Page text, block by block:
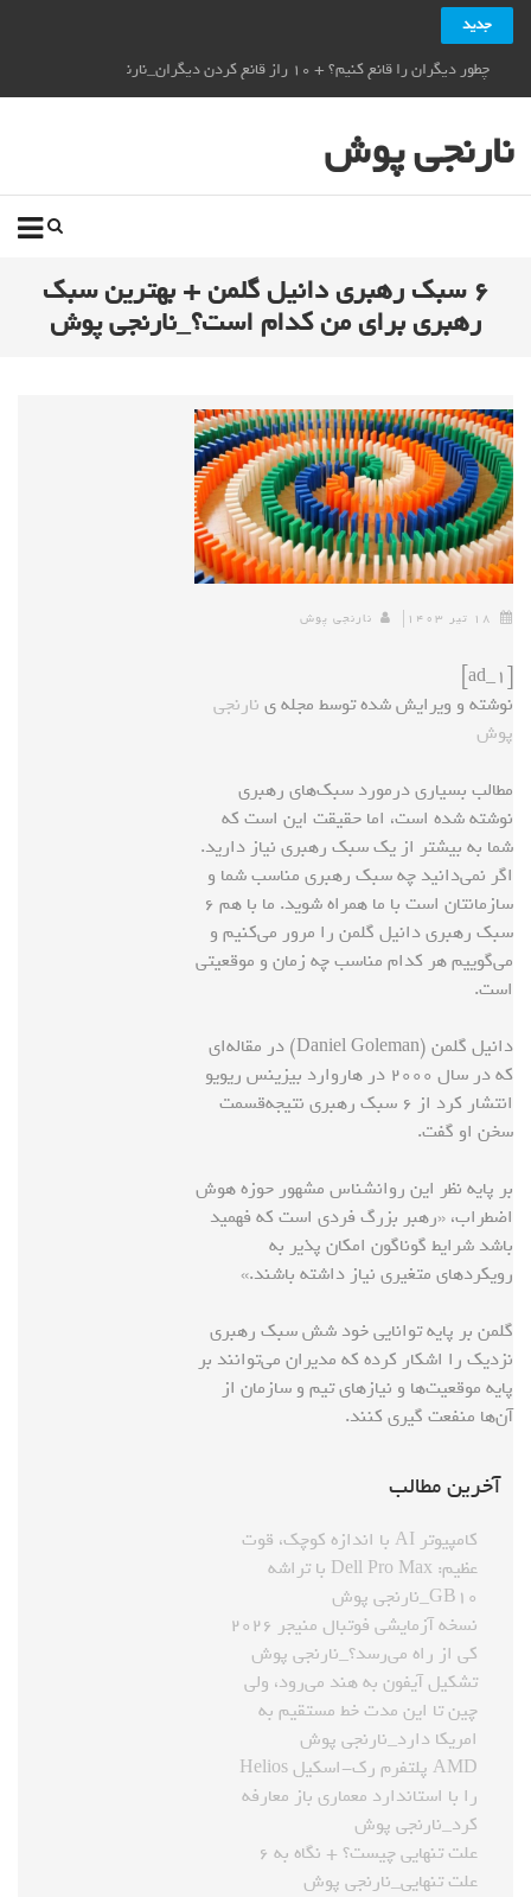
جدید
چطور دیگران را قانع کنیم؟ + ۱۰ راز قانع کردن دیگران_نارنجی پوش
نارنجی پوش
۶ سبک رهبری دانیل گلمن + بهترین سبک
رهبری برای من کدام است؟_نارنجی پوش
۱۸ تیر ۱۴۰۳ نارنجی پوش
[ad_1]
نوشته و ویرایش شده توسط مجله ی نارنجی
پوش
مطالب بسیاری درمورد سبک‌های رهبری
نوشته شده است، اما حقیقت این است که
شما به بیشتر از یک سبک رهبری نیاز دارید.
اگر نمی‌دانید چه سبک رهبری مناسب شما و
سازمانتان است با ما همراه شوید. ما با هم ۶
سبک رهبری دانیل گلمن را مرور می‌کنیم و
می‌گوییم هر کدام مناسب چه زمان و موقعیتی
است.
دانیل گلمن (Daniel Goleman) در مقاله‌ای
که در سال ۲۰۰۰ در هاروارد بیزینس ریویو
انتشار کرد از ۶ سبک رهبری نتیجه‌قسمت
سخن او گفت.
بر پایه نظر این روانشناس مشهور حوزه هوش
اضطراب، «رهبر بزرگ فردی است که فهمید
باشد شرایط گوناگون امکان پذیر به
رویکردهای متغیری نیاز داشته باشند.»
گلمن بر پایه توانایی خود شش سبک رهبری
نزدیک را اشکار کرده که مدیران می‌توانند بر
پایه موقعیت‌ها و نیازهای تیم و سازمان از
آن‌ها منفعت گیری کنند.
آخرین مطالب
کامپیوتر AI با اندازه کوچک، قوت
عظیم: Dell Pro Max با تراشه
GB۱۰_نارنجی پوش
نسخه آزمایشی فوتبال منیجر ۲۰۲۶
کی از راه می‌رسد؟_نارنجی پوش
تشکیل آیفون به هند می‌رود، ولی
چین تا این مدت خط مستقیم به
امریکا دارد_نارنجی پوش
AMD پلتفرم رک-اسکیل Helios
را با استاندارد معماری باز معارفه
کرد_نارنجی پوش
علت تنهایی چیست؟ + نگاه به ۶
علت تنهایی_نارنجی پوش